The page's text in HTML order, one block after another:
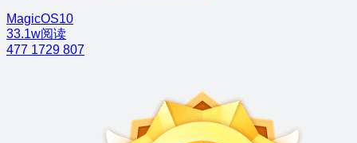
MagicOS10
33.1w阅读
477 1729 807